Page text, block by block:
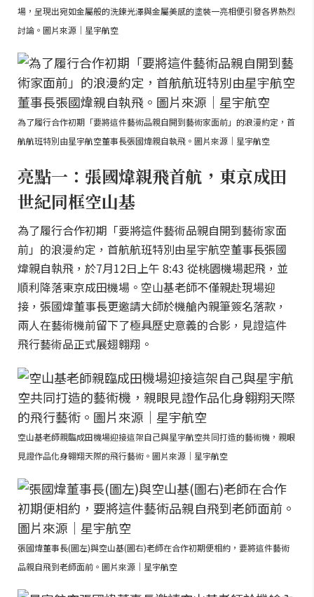
場，呈現出宛如金屬般的洗鍊光澤與金屬美感的塗裝一亮相便引發各界熱烈
討論。圖片來源｜星宇航空
為了履行合作初期「要將這件藝術品親自開到藝術家面前」的浪漫約定，首
航航班特別由星宇航空董事長張國煒親自執飛。圖片來源｜星宇航空
亮點一：張國煒親飛首航，東京成田
世紀同框空山基
為了履行合作初期「要將這件藝術品親自開到藝術家面
前」的浪漫約定，首航航班特別由星宇航空董事長張國
煒親自執飛，於7月12日上午 8:43 從桃園機場起飛，並
順利降落東京成田機場。空山基老師不僅親赴現場迎
接，張國煒董事長更邀請大師於機艙內親筆簽名落款，
兩人在藝術機前留下了極具歷史意義的合影，見證這件
飛行藝術品正式展翅翱翔。
空山基老師親臨成田機場迎接這架自己與星宇航空共同打造的藝術機，親眼
見證作品化身翱翔天際的飛行藝術。圖片來源｜星宇航空
張國煒董事長(圖左)與空山基(圖右)老師在合作初期便相約，要將這件藝術
品親自飛到老師面前。圖片來源｜星宇航空